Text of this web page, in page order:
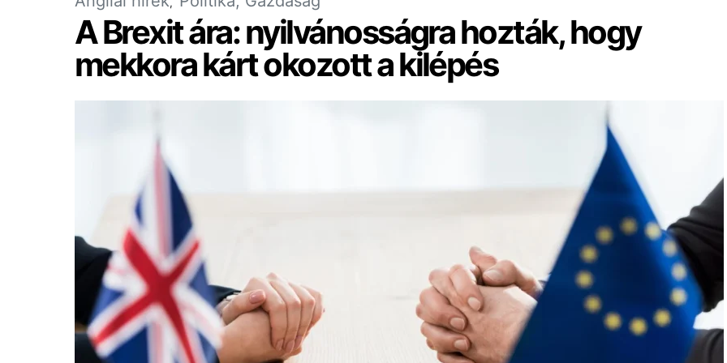
A Brexit ára: nyilvánosságra hozták, hogy
mekkora kárt okozott a kilépés